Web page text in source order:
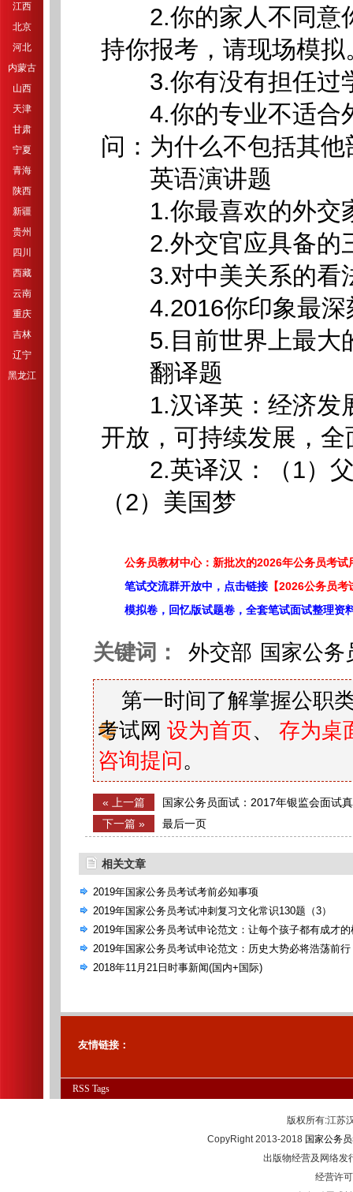
江西
北京
河北
内蒙古
山西
天津
甘肃
宁夏
青海
陕西
新疆
贵州
四川
西藏
云南
重庆
吉林
辽宁
黑龙江
2.你的家人不同意
持你报考，请现场模拟
3.你有没有担任过
4.你的专业不适合
问：为什么不包括其他
英语演讲题
1.你最喜欢的外交
2.外交官应具备的
3.对中美关系的看
4.2016你印象最深
5.目前世界上最大
翻译题
1.汉译英：经济发
开放，可持续发展，
2.英译汉：（1）父
（2）美国梦
公务员教材中心：新批次的2026年公务员考试
笔试交流群开放中，点击链接 【2026公务员
模拟卷，回忆版试题卷，全套笔试面试整理资
关键词： 外交部 国家公务
第一时间了解掌握公职
考试网 设为首页、 存为桌
咨询提问 。
« 上一篇 国家公务员面试：2017年银监会面试
监会）
下一篇 » 最后一页
相关文章
2019年国家公务员考试考前必知事项
2019年国家公务员考试冲刺复习文化常识130题（3）
2019年国家公务员考试申论范文：让每个孩子都有成才的
2019年国家公务员考试申论范文：历史大势必将浩荡前行
2018年11月21日时事新闻(国内+国际)
友情链接：
RSS Tags
版权所有:江
CopyRight 2013-2018 国家公务
出版物经营及网络发
经营许